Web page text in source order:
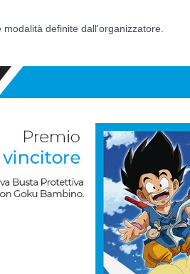
definite dall'organizzatore.